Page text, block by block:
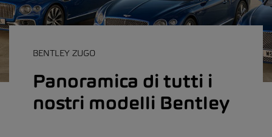
BENTLEY ZUGO
Panoramica di tutti i
nostri modelli Bentley